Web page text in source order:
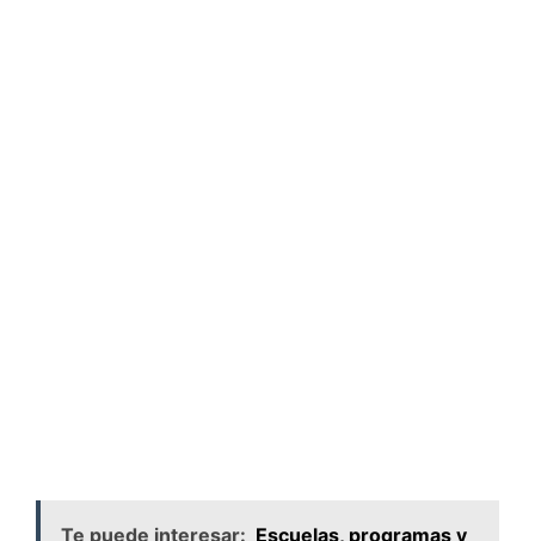
Te puede interesar: Escuelas, programas y